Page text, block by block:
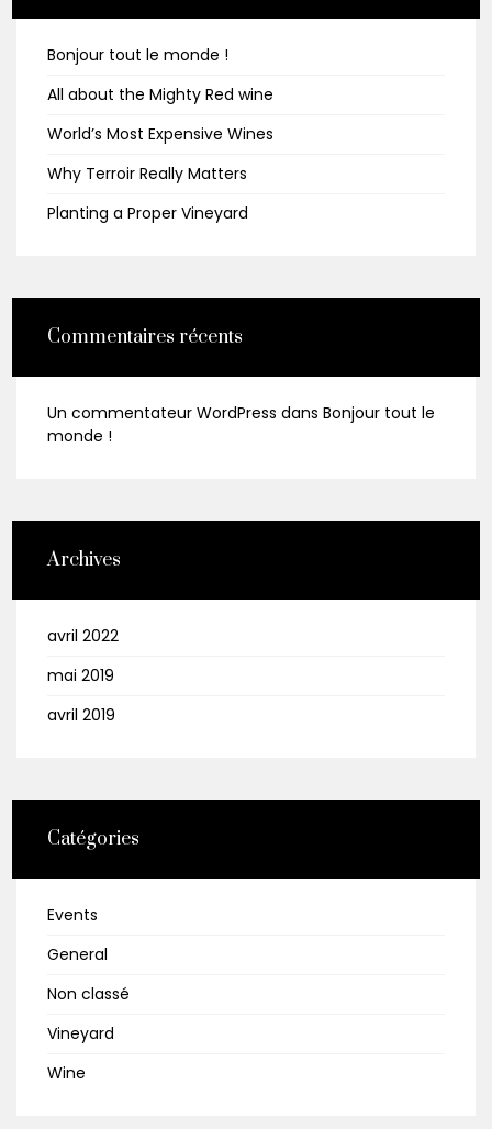
Bonjour tout le monde !
All about the Mighty Red wine
World’s Most Expensive Wines
Why Terroir Really Matters
Planting a Proper Vineyard
Commentaires récents
Un commentateur WordPress dans Bonjour tout le
monde !
Archives
avril 2022
mai 2019
avril 2019
Catégories
Events
General
Non classé
Vineyard
Wine